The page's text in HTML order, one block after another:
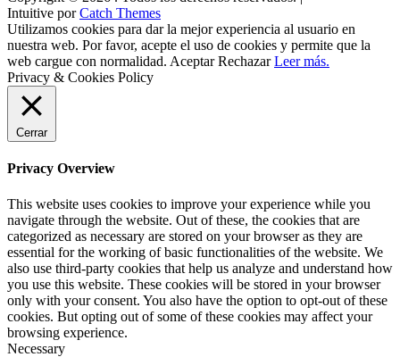
Intuitive porCatch Themes
Utilizamos cookies para dar la mejor experiencia al usuario en
nuestra web. Por favor, acepte el uso de cookies y permite que la
web cargue con normalidad. Aceptar Rechazar Leer más.
Privacy & Cookies Policy
Cerrar
Privacy Overview
This website uses cookies to improve your experience while you
navigate through the website. Out of these, the cookies that are
categorized as necessary are stored on your browser as they are
essential for the working of basic functionalities of the website. We
also use third-party cookies that help us analyze and understand how
you use this website. These cookies will be stored in your browser
only with your consent. You also have the option to opt-out of these
cookies. But opting out of some of these cookies may affect your
browsing experience.
Necessary